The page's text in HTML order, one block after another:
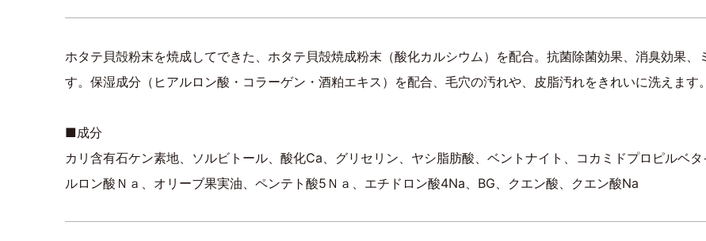
ホタテ貝殻粉末を焼成してできた、ホタテ貝殻焼成粉末（酸化カルシウム）を配合。抗菌除菌効果、消臭効果
す。保湿成分（ヒアルロン酸・コラーゲン・酒粕エキス）を配合、毛穴の汚れや、皮脂汚れをきれいに洗えます。
■成分
カリ含有石ケン素地、ソルビトール、酸化Ca、グリセリン、ヤシ脂肪酸、ベントナイト、コカミドプロピルベ
ルロン酸Ｎａ、オリーブ果実油、ペンテト酸5Ｎａ、エチドロン酸4Na、BG、クエン酸、クエン酸Na